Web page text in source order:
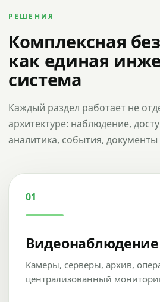
РЕШЕНИЯ
Комплексная
как единая
система
Каждый раздел работает не
архитектуре: наблюдение,
аналитика, события, документы
01
Видеонаблюдение
Камеры, серверы, архив,
централизованный